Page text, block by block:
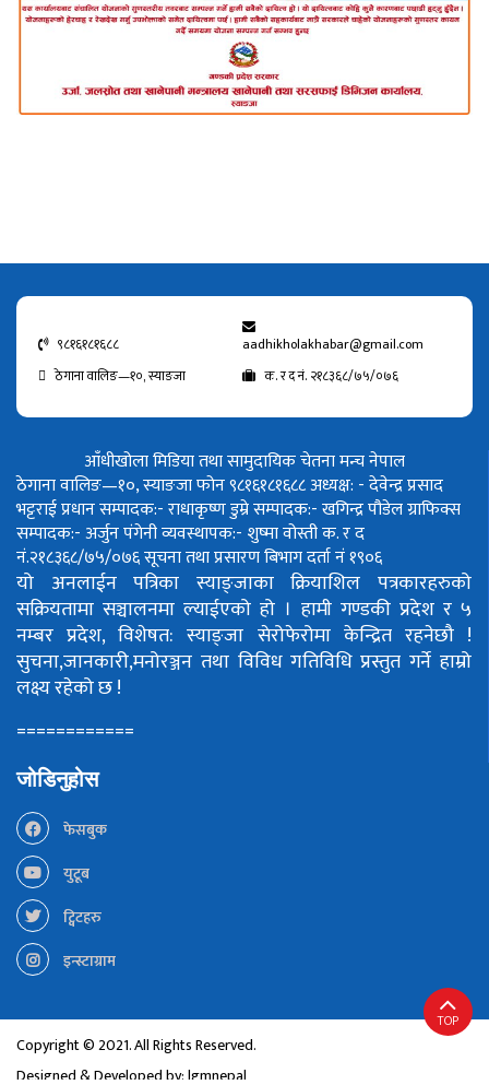
९८१६१८१६८८
aadhikholakhabar@gmail.com
ठेगाना वालिङ—१०, स्याङजा
क. र द नं. २१८३६८/७५/०७६
आँधीखोला मिडिया तथा सामुदायिक चेतना मन्च नेपाल
ठेगाना वालिङ—१०, स्याङजा फोन ९८१६१८१६८८अध्यक्ष: - देवेन्द्र प्रसाद
भट्टराईप्रधान सम्पादक:- राधाकृष्ण डुम्रेसम्पादक:- खगिन्द्र पौडेलग्राफिक्स
सम्पादक:- अर्जुन पंगेनीव्यवस्थापक:- शुष्मा वोस्तीक. र द
नं.२१८३६८/७५/०७६सूचना तथा प्रसारण बिभाग दर्ता नं १९०६
यो अनलाईन पत्रिका स्याङ्जाका क्रियाशिल पत्रकारहरुको
सक्रियतामा सञ्चालनमा ल्याईएको हो । हामी गण्डकी प्रदेश र ५
नम्बर प्रदेश, विशेषत: स्याङ्जा सेरोफेरोमा केन्द्रित रहनेछौ !
सुचना,जानकारी,मनोरञ्जन तथा विविध गतिविधि प्रस्तुत गर्ने हाम्रो
लक्ष्य रहेको छ !
============
जोडिनुहोस
फेसबुक
युटूब
ट्विटहरु
इन्स्टाग्राम
Copyright © 2021. All Rights Reserved.
Designed & Developed by:lgmnepal
TOP